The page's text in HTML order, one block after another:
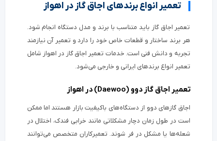
تعمیر انواع برندهای اجاق گاز در اهواز
تعمیر اجاق گاز باید متناسب با برند و مدل دستگاه انجام شود.
هر برند ساختار و قطعات خاص خود را دارد و تعمیر آن نیازمند
تجربه و دانش فنی است. خدمات تعمیر اجاق گاز در اهواز شامل
تعمیر انواع برندهای ایرانی و خارجی می‌شود.
تعمیر اجاق گاز دوو (Daewoo) در اهواز
اجاق گازهای دوو از دستگاه‌های باکیفیت بازار هستند اما ممکن
است در طول زمان دچار مشکلاتی مانند خرابی فندک، اختلال در
شعله‌ها یا مشکل در فر شوند. تعمیرکاران متخصص می‌توانند